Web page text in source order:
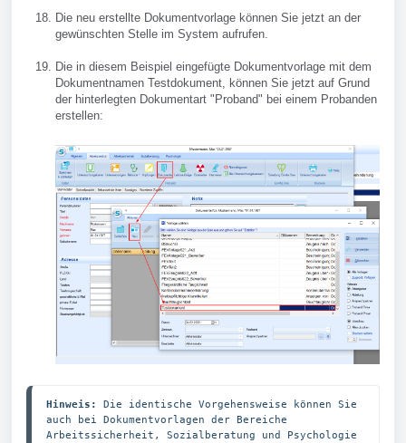
Die neu erstellte Dokumentvorlage können Sie jetzt an der
gewünschten Stelle im System aufrufen.
Die in diesem Beispiel eingefügte Dokumentvorlage mit dem
Dokumentnamen Testdokument, können Sie jetzt auf Grund
der hinterlegten Dokumentart "Proband" bei einem Probanden
erstellen:
Hinweis:
Die identische Vorgehensweise können Sie
auch bei Dokumentvorlagen der Bereiche
Arbeitssicherheit, Sozialberatung und Psychologie